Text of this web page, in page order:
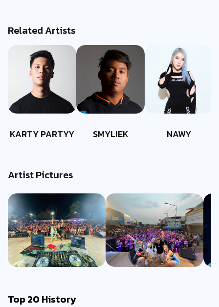
Related Artists
KARTY PARTYY SMYLIEK NAWY
Artist Pictures
Top 20 History